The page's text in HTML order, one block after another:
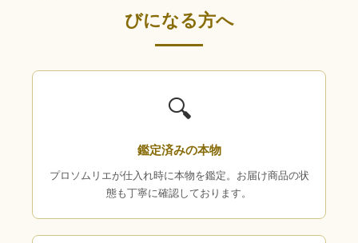
びになる方へ
🔍
鑑定済みの本物
プロソムリエが仕入れ時に本物を鑑定。お届け商品の状
態も丁寧に確認しております。